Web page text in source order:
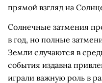
прямой взгляд на
Солнечные затмения
в год, но полные
Земли случаются в
события издавна
играли важную роль в